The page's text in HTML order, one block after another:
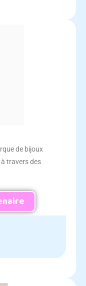
de bijoux
travers des